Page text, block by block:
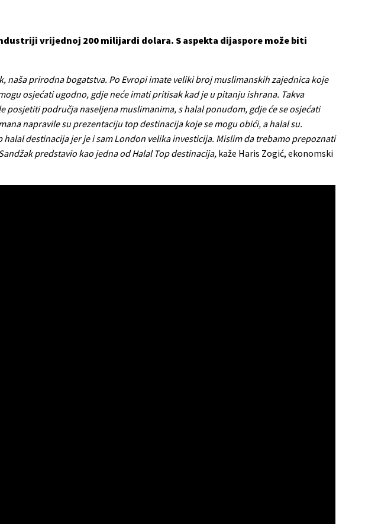
vrijednoj 200 milijardi dolara. S aspekta dijaspore može biti
naša prirodna bogatstva. Po Evropi imate veliki broj muslimanskih zajednica koje
osjećati ugodno, gdje neće imati pritisak kad je u pitanju ishrana. Takva
područja naseljena muslimanima, s halal ponudom, gdje će se osjećati
napravile su prezentaciju top destinacija koje se mogu obići, a halal su.
destinacija jer je i sam London velika investicija. Mislim da trebamo prepoznati
predstavio kao jedna od Halal Top destinacija, kaže Haris Zogić, ekonomski